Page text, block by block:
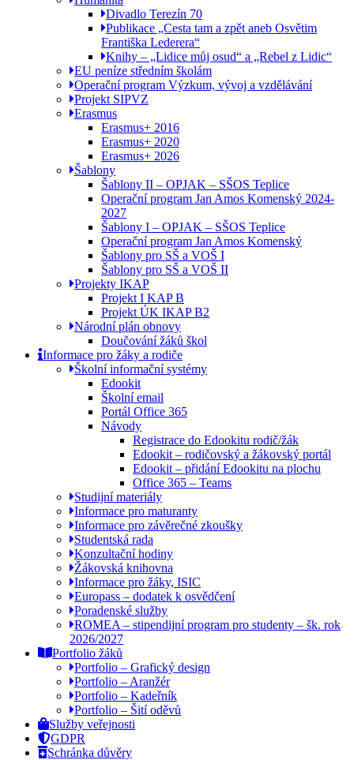
Divadlo Terezín 70
Publikace „Cesta tam a zpět aneb Osvětim
Františka Lederera“
Knihy – „Lidice můj osud“ a „Rebel z Lidic“
EU peníze středním školám
Operační program Výzkum, vývoj a vzdělávání
Projekt SIPVZ
Erasmus
Erasmus+ 2016
Erasmus+ 2020
Erasmus+ 2026
Šablony
Šablony II – OPJAK – SŠOS Teplice
Operační program Jan Amos Komenský 2024-
2027
Šablony I – OPJAK – SŠOS Teplice
Operační program Jan Amos Komenský
Šablony pro SŠ a VOŠ I
Šablony pro SŠ a VOŠ II
Projekty IKAP
Projekt I KAP B
Projekt ÚK IKAP B2
Národní plán obnovy
Doučování žáků škol
Informace pro žáky a rodiče
Školní informační systémy
Edookit
Školní email
Portál Office 365
Návody
Registrace do Edookitu rodič/žák
Edookit – rodičovský a žákovský portál
Edookit – přidání Edookitu na plochu
Office 365 – Teams
Studijní materiály
Informace pro maturanty
Informace pro závěrečné zkoušky
Studentská rada
Konzultační hodiny
Žákovská knihovna
Informace pro žáky, ISIC
Europass – dodatek k osvědčení
Poradenské služby
ROMEA – stipendijní program pro studenty – šk. rok
2026/2027
Portfolio žáků
Portfolio – Grafický design
Portfolio – Aranžér
Portfolio – Kadeřník
Portfolio – Šití oděvů
Služby veřejnosti
GDPR
Schránka důvěry